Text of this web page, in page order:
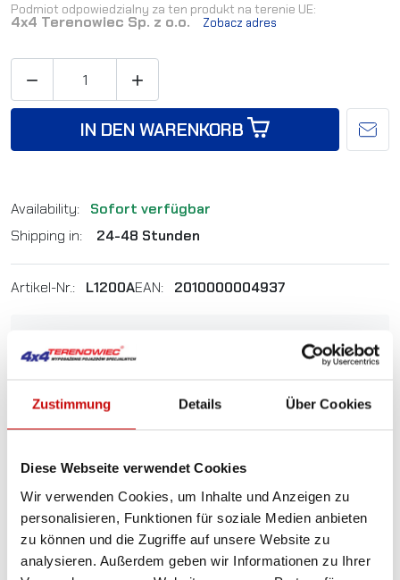
Zustimmung Details Über Cookies
Diese Webseite verwendet Cookies
Wir verwenden Cookies, um Inhalte und Anzeigen zu
personalisieren, Funktionen für soziale Medien anbieten
zu können und die Zugriffe auf unsere Website zu
analysieren. Außerdem geben wir Informationen zu Ihrer
Podmiot odpowiedzialny za ten produkt na terenie UE:
4x4 Terenowiec Sp. z o.o. Zobacz adres
 
IN DEN WARENKORB
Availability:
Sofort verfügbar
Shipping in:
24-48 Stunden
Artikel-Nr.: L1200AEAN: 2010000004937
Sie sind sich nicht sicher, welches Produkt
am besten geeignet ist? Rufen Sie uns an,
phone+48 12 266 27 54
Lieferrichtlinie
Rückgabebestimmungen
Datenschutzrichtlinie
Beschreibung